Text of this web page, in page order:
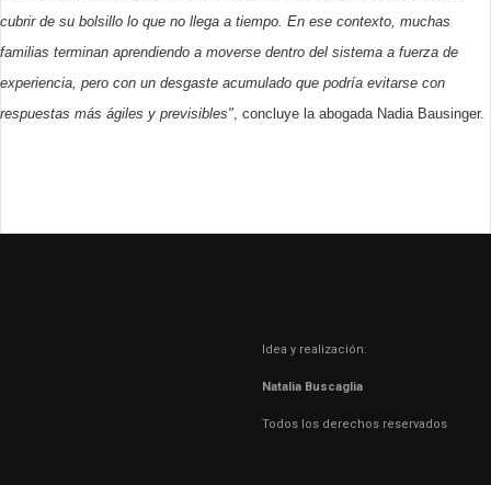
cubrir de su bolsillo lo que no llega a tiempo. En ese contexto, muchas
familias terminan aprendiendo a moverse dentro del sistema a fuerza de
experiencia, pero con un desgaste acumulado que podría evitarse con
respuestas más ágiles y previsibles", concluye la abogada Nadia Bausinger.
Idea y realización:
Natalia Buscaglia
Todos los derechos reservados